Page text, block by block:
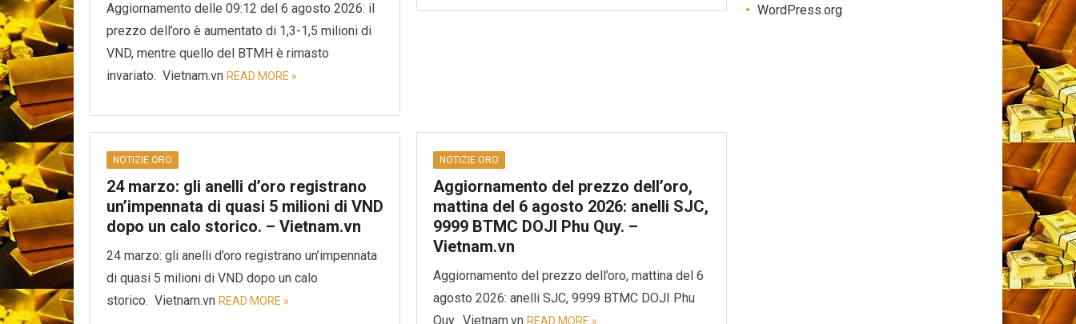
Aggiornamento delle 09:12 del 6 agosto 2026: il
prezzo dell’oro è aumentato di 1,3-1,5 milioni di
VND, mentre quello del BTMH è rimasto
invariato. Vietnam.vn READ MORE »
NOTIZIE ORO
24 marzo: gli anelli d’oro registrano
un’impennata di quasi 5 milioni di VND
dopo un calo storico. – Vietnam.vn
24 marzo: gli anelli d’oro registrano un’impennata
di quasi 5 milioni di VND dopo un calo
storico. Vietnam.vn READ MORE »
NOTIZIE ORO
Aggiornamento del prezzo dell’oro,
mattina del 6 agosto 2026: anelli SJC,
9999 BTMC DOJI Phu Quy. –
Vietnam.vn
Aggiornamento del prezzo dell’oro, mattina del 6
agosto 2026: anelli SJC, 9999 BTMC DOJI Phu
Quy. Vietnam.vn READ MORE »
WordPress.org